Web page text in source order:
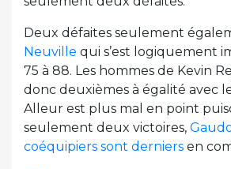
Deux défaites seulement
Neuville qui s’est logiquement
75 à 88. Les hommes de Kevin
donc deuxièmes à égalité avec
Alleur est plus mal en point
seulement deux victoires,
coéquipiers sont derniers en